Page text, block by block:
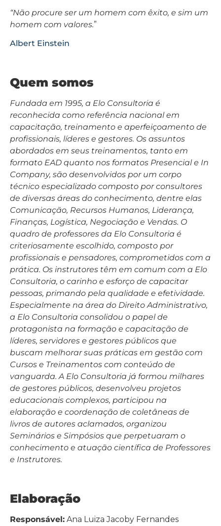
“Não procure ser um homem com êxito, e sim um
homem com valores.”
Albert Einstein
Quem somos
Fundada em 1995, a Elo Consultoria é
reconhecida como referência nacional em
capacitação, treinamento e aperfeiçoamento de
profissionais, líderes e gestores. Os assuntos
abordados em seus treinamentos, tanto em
formato EAD quanto nos formatos Presencial e In
Company, são desenvolvidos por um corpo
técnico especializado composto por consultores
de diversas áreas do conhecimento, dentre elas
Comunicação, Recursos Humanos, Liderança,
Finanças, Logística, Negociação e Vendas. O
quadro de professores da Elo Consultoria é
criteriosamente escolhido, composto por
profissionais e pensadores, comprometidos com a
prática. Os instrutores têm em comum com a Elo
Consultoria, o carinho e esforço de capacitar
pessoas, primando pela qualidade e efetividade.
Especialmente na área do Direito Administrativo,
a Elo Consultoria consolidou o papel de
protagonista na formação e capacitação de
líderes, servidores e gestores públicos que
buscam melhorar suas práticas em gestão com
Cursos e Treinamentos com conteúdo de
vanguarda. A Elo Consultoria já formou milhares
de gestores públicos, desenvolveu projetos
educacionais complexos, participou na
elaboração e coordenação de coletâneas de
livros de autores aclamados, organizou
Seminários e Simpósios que perpetuaram o
conhecimento e atuação científica de Professores
e Instrutores.
Elaboração
Responsável: Ana Luiza Jacoby Fernandes